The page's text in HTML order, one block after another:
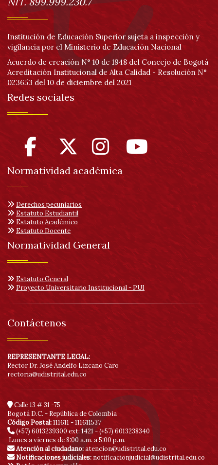
Institución de Educación Superior sujeta a inspección y
vigilancia por el Ministerio de Educación Nacional
Acuerdo de creación N° 10 de 1948 del Concejo de Bogotá
Acreditación Institucional de Alta Calidad - Resolución N°
023653 del 10 de diciembre del 2021
Redes sociales
Normatividad académica
Derechos pecuniarios
Estatuto Estudiantil
Estatuto Académico
Estatuto Docente
Normatividad General
Estatuto General
Proyecto Universitario Institucional - PUI
Contáctenos
REPRESENTANTE LEGAL:
Rector Dr. José Andelfo Lizcano Caro
rectoria@udistrital.edu.co
Calle 13 # 31 -75
Bogotá D.C. - República de Colombia
Código Postal:111611 - 111611537
(+57) 6013239300 ext: 1421 - (+57) 6013238340
Lunes a viernes de 8:00 a.m. a 5:00 p.m.
Atención al ciudadano:atencion@udistrital.edu.co
Notificaciones judiciales: notificacionjudicial@udistrital.edu.co